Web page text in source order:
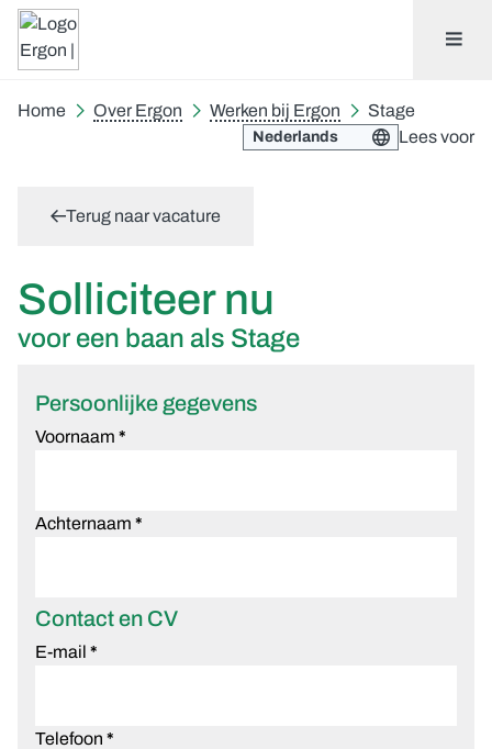
Home Over Ergon Werken bij Ergon
Stage
Lees voor
Terug naar vacature
Solliciteer nu
voor een baan als Stage
Persoonlijke gegevens
Voornaam *
Achternaam *
Contact en CV
E-mail *
Telefoon *